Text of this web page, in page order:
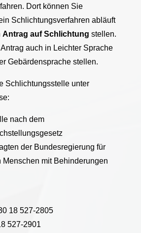
Dort können Sie
Schlichtungsverfahren abläuft
Antrag auf Schlichtung stellen.
auch in Leichter Sprache
Gebärdensprache stellen.
Schlichtungsstelle unter
nach dem
der Bundesregierung für
mit Behinderungen
18 527-2805
527-2901